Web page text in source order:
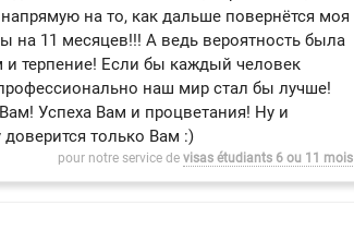
на то, как дальше повернётся моя
на 11 месяцев!!! А ведь вероятность была
терпение! Если бы каждый человек
наш мир стал бы лучше!
Успеха Вам и процветания! Ну и
только Вам :)
pour notre service devisas étudiants 6 ou 11 mois